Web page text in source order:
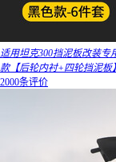
适用坦克300挡泥板改装专
款【后轮内衬+四轮挡泥板
2000条评价